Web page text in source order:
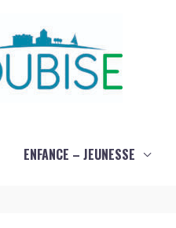
ENFANCE – JEUNESSE